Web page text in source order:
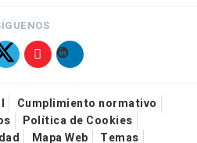
Cumplimiento normativo
Política de Cookies
Mapa Web Temas